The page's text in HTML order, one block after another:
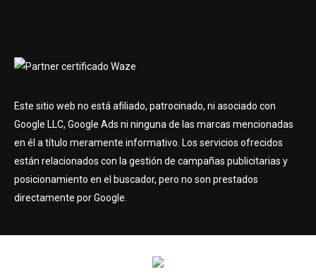
Este sitio web no está afiliado, patrocinado, ni asociado con
Google LLC, Google Ads ni ninguna de las marcas mencionadas
en él a título meramente informativo. Los servicios ofrecidos
están relacionados con la gestión de campañas publicitarias y
posicionamiento en el buscador, pero no son prestados
directamente por Google.